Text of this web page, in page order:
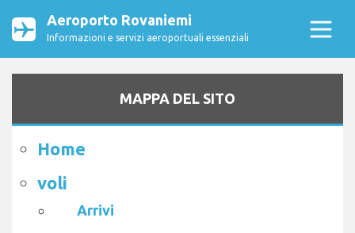
Aeroporto Rovaniemi
Informazioni e servizi aeroportuali essenziali
MAPPA DEL SITO
Home
voli
Arrivi